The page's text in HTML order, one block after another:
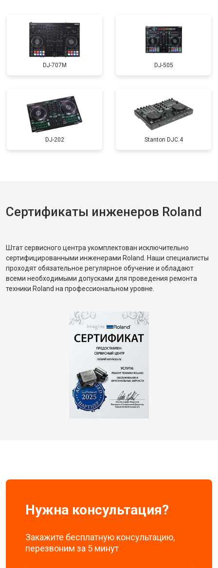
DJ-707M DJ-505
DJ-202 Stanton DJC.4
Сертификаты инженеров Roland
Штат сервисного центра укомплектован исключительно
сертифицированными инженерами Roland. Наши специалисты
проходят обязательное регулярное обучение и обладают
всеми необходимыми допусками для проведения ремонта
техники Roland на профессиональном уровне.
Нужна консультация?
Закажите бесплатную консультацию,
перезвоним за 5 минут